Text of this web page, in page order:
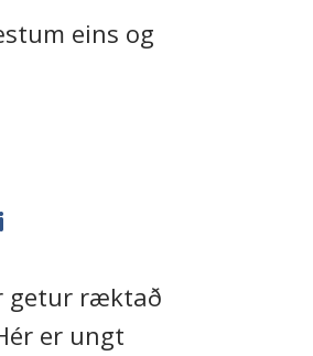
eins og
getur ræktað
er ungt